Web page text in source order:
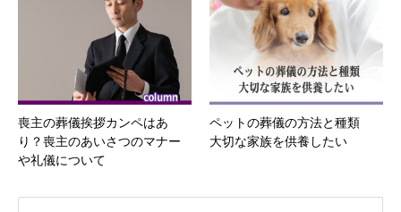
喪主の葬儀挨拶カンペはあ
り？喪主のあいさつのマナー
や礼儀について
ペットの葬儀の方法と種類
大切な家族を供養したい